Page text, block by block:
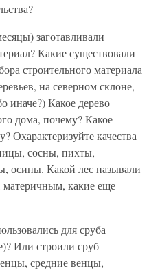
заготавливали
Какие существовали
строительного материала
на северном склоне,
иначе?) Какое дерево
дома, почему? Какое
Охарактеризуйте качества
сосны, пихты,
осины. Какой лес называли
какие еще
для сруба
Или строили сруб
средние венцы,